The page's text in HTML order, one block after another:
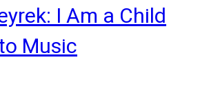
I Am a Child
Music